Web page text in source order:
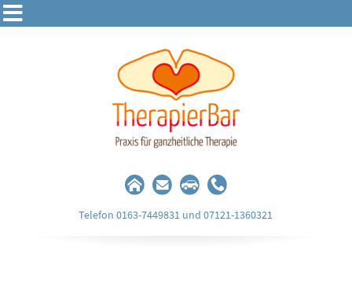
Telefon 0163-7449831 und 07121-1360321